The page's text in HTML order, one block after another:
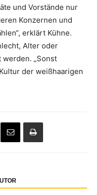
und Vorstände nur
Konzernen und
erklärt Kühne.
Alter oder
„Sonst
der weißhaarigen